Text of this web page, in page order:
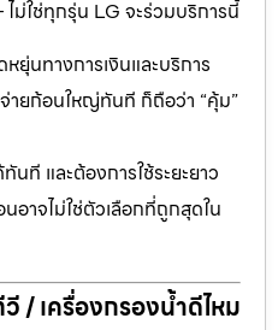
ม่ใช่ทุกรุ่น LG จะร่วมบริการนี้
นทางการเงินและบริการ
ายก้อนใหญ่ทันที ก็ถือว่า “คุ้ม”
ที และต้องการใช้ระยะยาว
อาจไม่ใช่ตัวเลือกที่ถูกสุดใน
/ เครื่องกรองน้ำดีไหม